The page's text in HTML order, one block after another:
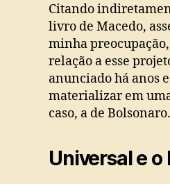
Citando
livro de Macedo,
minha
relação a esse
anunciado há anos
materializar em
caso, a de Bolsonaro.
Universal e o